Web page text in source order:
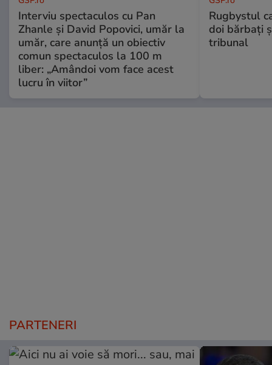
Interviu spectaculos cu Pan
Zhanle și David Popovici, umăr la
umăr, care anunță un obiectiv
comun spectaculos la 100 m
liber: „Amândoi vom face acest
lucru în viitor”
Rugbystul
doi bărbați
tribunal
PARTENERI